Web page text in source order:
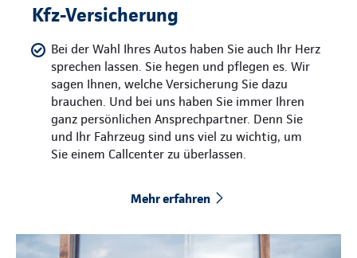
Kfz-Versicherung
Bei der Wahl Ihres Autos haben Sie auch Ihr Herz
sprechen lassen. Sie hegen und pflegen es. Wir
sagen Ihnen, welche Versicherung Sie dazu
brauchen. Und bei uns haben Sie immer Ihren
ganz persönlichen Ansprechpartner. Denn Sie
und Ihr Fahrzeug sind uns viel zu wichtig, um
Sie einem Callcenter zu überlassen.
Mehr erfahren